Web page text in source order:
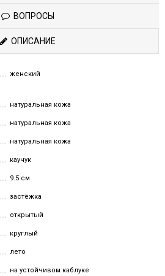
ВОПРОСЫ
ОПИСАНИЕ
женский
натуральная кожа
натуральная кожа
натуральная кожа
каучук
9.5 см
застёжка
открытый
круглый
лето
на устойчивом каблуке